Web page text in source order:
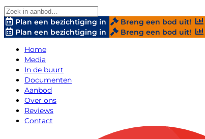
Plan een bezichtiging in Breng een bod uit!
Plan een bezichtiging in
Breng een bod uit!
Home
Media
In de buurt
Documenten
Aanbod
Over ons
Reviews
Contact